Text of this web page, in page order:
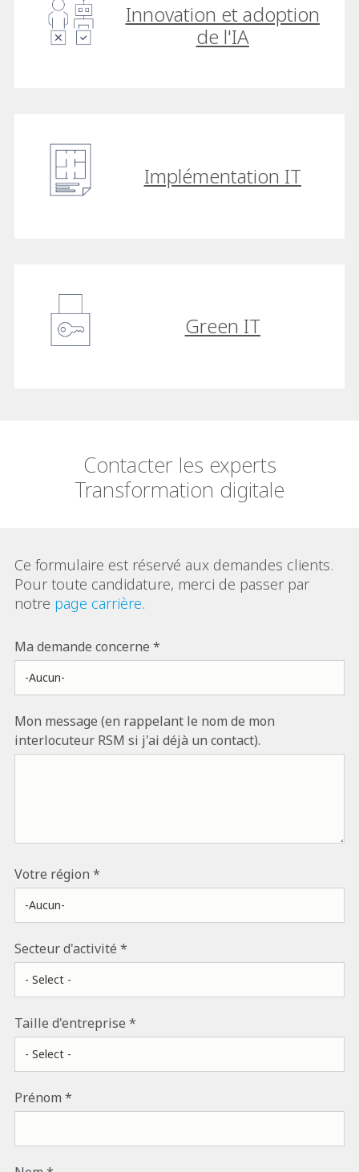
Innovation et adoption
de l'IA
Implémentation IT
Green IT
Contacter les experts
Transformation digitale
Ce formulaire est réservé aux demandes clients.
Pour toute candidature, merci de passer par
notre page carrière.
Ma demande concerne
Mon message (en rappelant le nom de mon
interlocuteur RSM si j'ai déjà un contact).
Votre région
Secteur d'activité
Taille d'entreprise
Prénom